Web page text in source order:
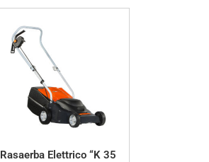
Rasaerba Elettrico “K 35